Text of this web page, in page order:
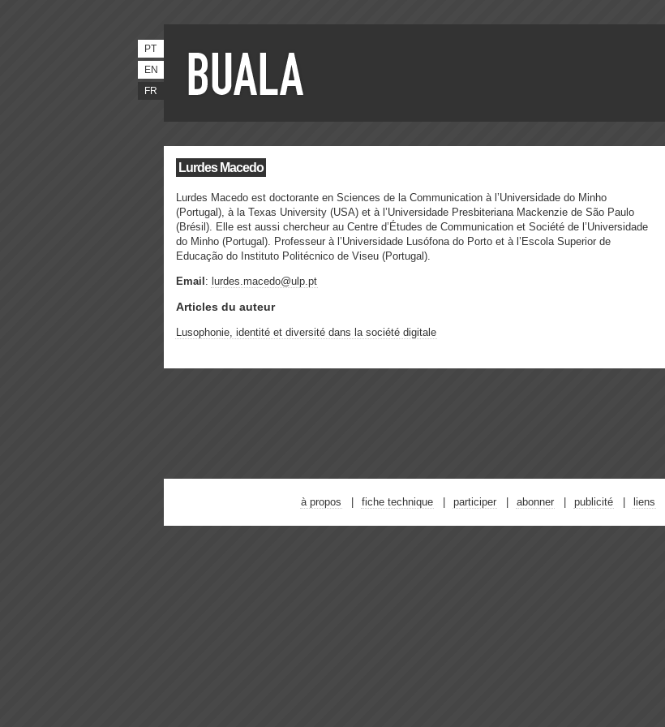
PT
EN
FR
Lurdes Macedo
Lurdes Macedo est doctorante en Sciences de la Communication à l’Universidade do Minho
(Portugal), à la Texas University (USA) et à l’Universidade Presbiteriana Mackenzie de São Paulo
(Brésil). Elle est aussi chercheur au Centre d’Études de Communication et Société de l’Universidade
do Minho (Portugal). Professeur à l’Universidade Lusófona do Porto et à l’Escola Superior de
Educação do Instituto Politécnico de Viseu (Portugal).
Email : lurdes.macedo@ulp.pt
Articles du auteur
Lusophonie, identité et diversité dans la société digitale
à propos fiche technique participer abonner publicité liens